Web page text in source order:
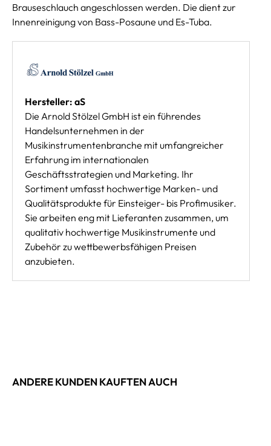
Brauseschlauch angeschlossen werden. Die dient zur
Innenreinigung von Bass-Posaune und Es-Tuba.
Hersteller: aS
Die Arnold Stölzel GmbH ist ein führendes
Handelsunternehmen in der
Musikinstrumentenbranche mit umfangreicher
Erfahrung im internationalen
Geschäftsstrategien und Marketing. Ihr
Sortiment umfasst hochwertige Marken- und
Qualitätsprodukte für Einsteiger- bis Profimusiker.
Sie arbeiten eng mit Lieferanten zusammen, um
qualitativ hochwertige Musikinstrumente und
Zubehör zu wettbewerbsfähigen Preisen
anzubieten.
ANDERE KUNDEN KAUFTEN AUCH